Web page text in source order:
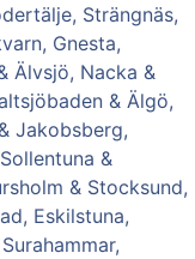
Strängnäs,
Gnesta,
Älvsjö, Nacka &
& Älgö,
Jakobsberg,
Sollentuna &
& Stocksund,
Eskilstuna,
Surahammar,